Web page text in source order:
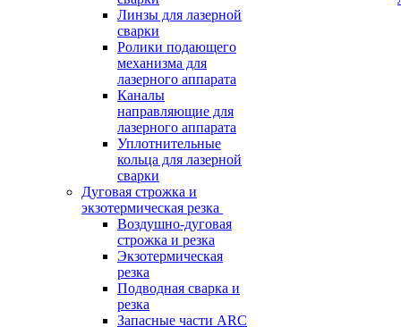
Линзы для лазерной
сварки
Ролики подающего
механизма для
лазерного аппарата
Каналы
направляющие для
лазерного аппарата
Уплотнительные
кольца для лазерной
сварки
Дуговая строжка и
экзотермическая резка
Воздушно-дуговая
строжка и резка
Экзотермическая
резка
Подводная сварка и
резка
Запасные части ARC